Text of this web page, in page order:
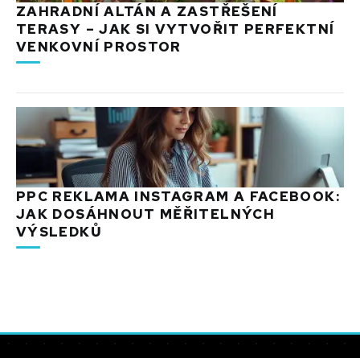
ZAHRADNÍ ALTÁN A ZASTŘEŠENÍ
TERASY – JAK SI VYTVOŘIT PERFEKTNÍ
VENKOVNÍ PROSTOR
PPC REKLAMA INSTAGRAM A FACEBOOK:
JAK DOSÁHNOUT MĚŘITELNÝCH
VÝSLEDKŮ